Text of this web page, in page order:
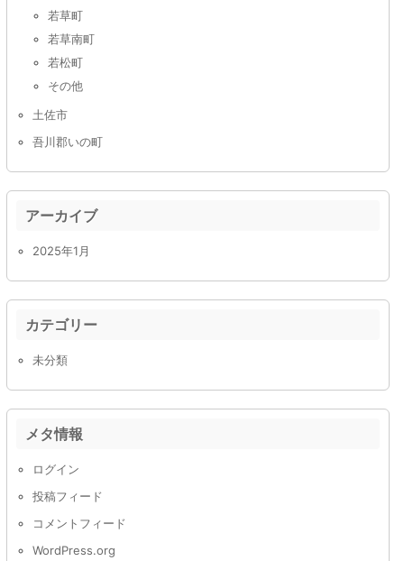
若草町
若草南町
若松町
その他
土佐市
吾川郡いの町
アーカイブ
2025年1月
カテゴリー
未分類
メタ情報
ログイン
投稿フィード
コメントフィード
WordPress.org